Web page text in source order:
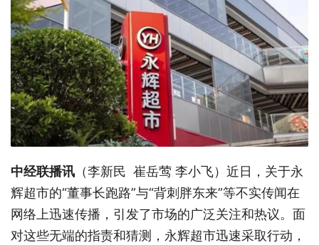
中经联播讯 （李新民 崔岳莺 李小飞）近日，关于永
辉超市的“董事长跑路”与“背刺胖东来”等不实传闻在
网络上迅速传播，引发了市场的广泛关注和热议。面
对这些无端的指责和猜测，永辉超市迅速采取行动，